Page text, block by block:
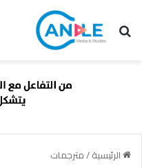
بحث عن
الرئيسية/مترجمات